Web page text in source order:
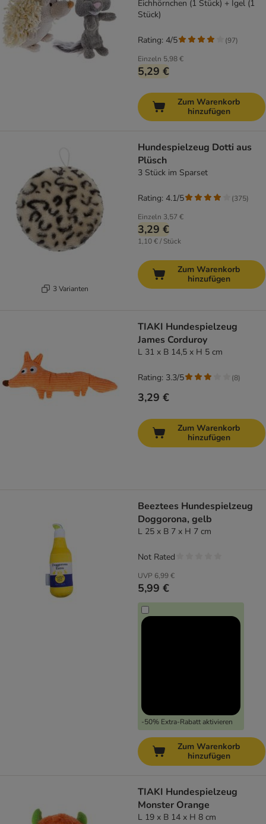
Eichhörnchen (1 Stück) + Igel (1
Stück)
Einzeln 5,98 €
5,29 €
Rating: 4/5 (97)
Zum Warenkorb
hinzufügen
3 Varianten
Hundespielzeug Dotti aus
Plüsch
3 Stück im Sparset
Einzeln 3,57 €
3,29 €
1,10 € / Stück
Rating: 4.1/5 (375)
Zum Warenkorb
hinzufügen
TIAKI Hundespielzeug
James Corduroy
L 31 x B 14,5 x H 5 cm
3,29 €
Rating: 3.3/5 (8)
Zum Warenkorb
hinzufügen
Beeztees Hundespielzeug
Doggorona, gelb
L 25 x B 7 x H 7 cm
UVP 6,99 €
5,99 €
-50% Extra-Rabatt aktivieren
Not Rated
Zum Warenkorb
hinzufügen
TIAKI Hundespielzeug
Monster Orange
L 19 x B 14 x H 8 cm